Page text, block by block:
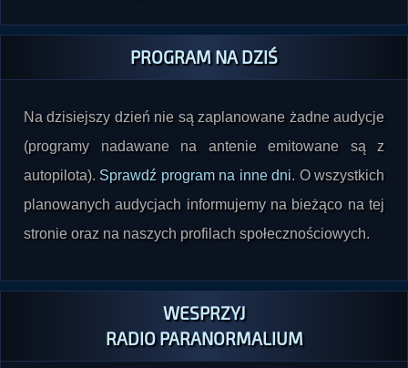
PROGRAM NA DZIŚ
Na dzisiejszy dzień nie są zaplanowane żadne audycje
(programy nadawane na antenie emitowane są z
autopilota). Sprawdź program na inne dni. O wszystkich
planowanych audycjach informujemy na bieżąco na tej
stronie oraz na naszych profilach społecznościowych.
WESPRZYJ
RADIO PARANORMALIUM